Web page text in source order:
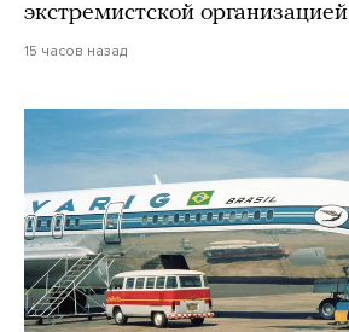
экстремистской организацией
15 часов назад